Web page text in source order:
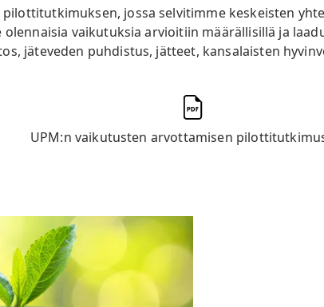
jossa selvitimme keskeisten
vaikutuksia arvioitiin määrällisillä ja
jäteveden puhdistus, jätteet, kansalaisten
UPM:n vaikutusten arvottamisen